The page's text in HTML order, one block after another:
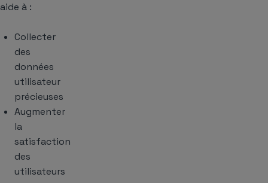
aide à :
Collecter
des
données
utilisateur
précieuses
Augmenter
la
satisfaction
des
utilisateurs